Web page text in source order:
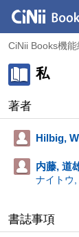
CiNii Books機
私
著者
Hilbig,
内藤, 道
ナイトウ,
書誌事項